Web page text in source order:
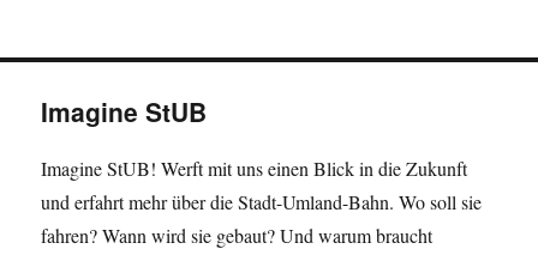
Imagine StUB
Imagine StUB! Werft mit uns einen Blick in die Zukunft
und erfahrt mehr über die Stadt-Umland-Bahn. Wo soll sie
fahren? Wann wird sie gebaut? Und warum braucht